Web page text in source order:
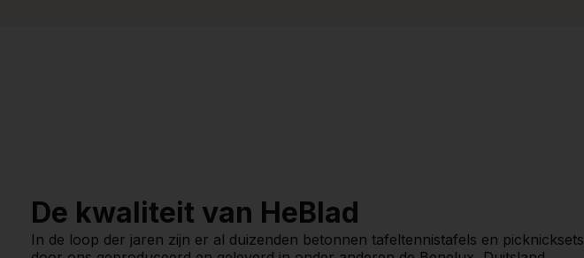
De kwaliteit van HeBlad
In de loop der jaren zijn er al duizenden betonnen tafeltennistafels en picknicksets